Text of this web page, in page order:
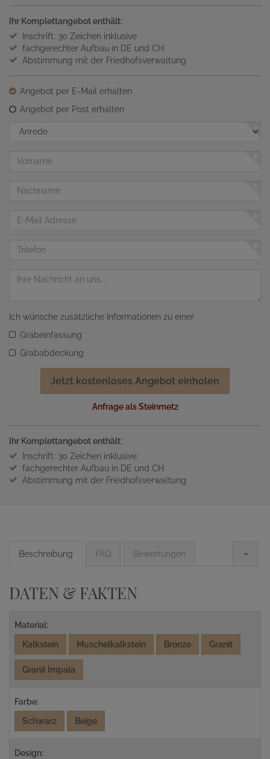
Ihr Komplettangebot enthält:
Inschrift: 30 Zeichen inklusive
fachgerechter Aufbau in DE und CH
Abstimmung mit der Friedhofsverwaltung
Angebot per E-Mail erhalten
Angebot per Post erhalten
Anrede
Vorname
Nachname
Telefon
Nachricht
Ich wünsche zusätzliche Informationen zu einer
Grabeinfassung
Grababdeckung
Jetzt kostenloses Angebot einholen
Anfrage als Steinmetz
Ihr Komplettangebot enthält:
Inschrift: 30 Zeichen inklusive
fachgerechter Aufbau in DE und CH
Abstimmung mit der Friedhofsverwaltung
Beschreibung FAQ Bewertungen
DATEN & FAKTEN
Material:
Kalkstein
Muschelkalkstein Bronze Granit
Granit Impala
Farbe:
Schwarz
Beige
Design: